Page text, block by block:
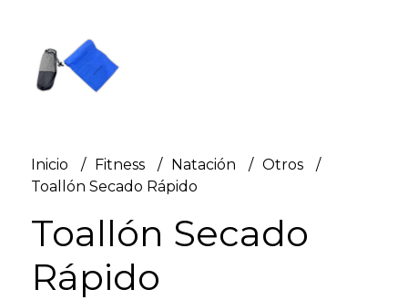
Inicio Fitness Natación
Otros
Toallón Secado Rápido
Toallón Secado
Rápido